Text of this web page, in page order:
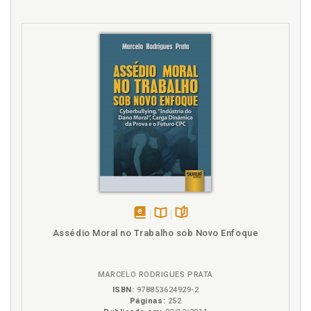
Direito fundamental ao trabalho, p. 19
Direito fundamental ao trabalho na perspectiva do
trabalhador como sujeito, p. 32
Direito fundamental ao trabalho. Metas abusivas:
violação dos direitos fundamentais ao trabalho e ao
meio ambiente do trabalho, p. 115
Direito fundamental ao trabalho. Dimensões da
eficácia do direito fundamental ao trabalho, p. 32
Direitos fundamentais, p. 19
Direitos fundamentais. Breves apontamentos
históricos, p. 22
Direitos fundamentais. Concepção de direitos
fundamentais na Constituição de 1988, p. 29
Direitos fundamentais. Denominação e
fundamentos dos direitos fundamentais, p. 19
disponívelDisponível
páginas
Assédio Moral no Trabalho sob Novo Enfoque
MARCELO RODRIGUES PRATA
ISBN: 978853624929-2
Páginas: 252